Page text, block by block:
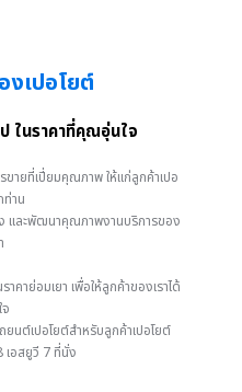
งเปอโยต์
ในราคาที่คุณอุ่นใจ
ขายที่เปี่ยมคุณภาพ ให้แก่ลูกค้าเปอ
าน
และพัฒนาคุณภาพงานบริการของ
าคาย่อมเยา เพื่อให้ลูกค้าของเราได้
ยนต์เปอโยต์สำหรับลูกค้าเปอโยต์
เอสยูวี 7 ที่นั่ง